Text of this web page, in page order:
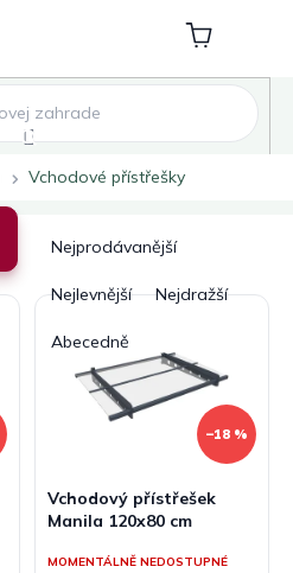
Nákupní
košík
Vchodové přístřešky
a
e
k
ů
Nejprodávanější
Nejlevnější Nejdražší
Abecedně
–18 %
Vchodový přístřešek
Manila 120x80 cm
MOMENTÁLNĚ NEDOSTUPNÉ